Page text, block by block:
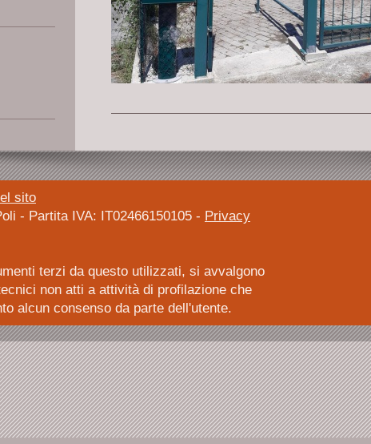
sito
- Partita IVA: IT02466150105 - Privacy
terzi da questo utilizzati, si avvalgono
non atti a attività di profilazione che
alcun consenso da parte dell'utente.